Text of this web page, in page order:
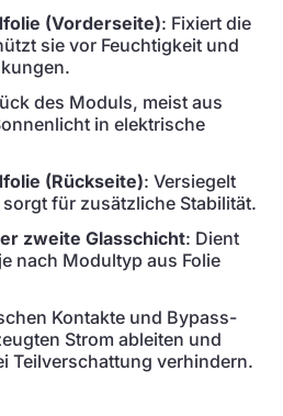
(Vorderseite): Fixiert die
sie vor Feuchtigkeit und
des Moduls, meist aus
in elektrische
(Rückseite): Versiegelt
für zusätzliche Stabilität.
zweite Glasschicht: Dient
nach Modultyp aus Folie
Kontakte und Bypass-
Strom ableiten und
Teilverschattung verhindern.